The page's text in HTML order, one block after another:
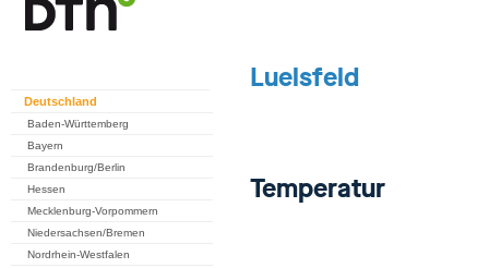
Deutschland
Baden-Württemberg
Bayern
Brandenburg/Berlin
Hessen
Mecklenburg-Vorpommern
Niedersachsen/Bremen
Nordrhein-Westfalen